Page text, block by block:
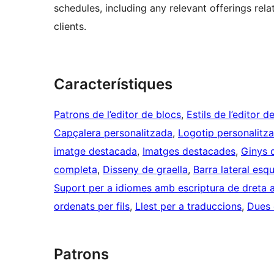
schedules, including any relevant offerings
clients.
Característiques
Patrons de l’editor de blocs, Estils de l’editor
Capçalera personalitzada, Logotip
imatge destacada, Imatges destacades, Ginys
completa, Disseny de graella, Barra lateral
Suport per a idiomes amb escriptura de dreta
ordenats per fils, Llest per a traduccions, Dues
Patrons